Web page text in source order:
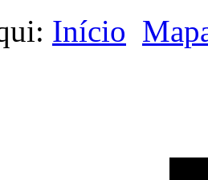
Início